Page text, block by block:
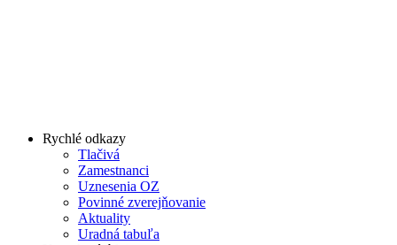
Rychlé odkazy
Tlačivá
Zamestnanci
Uznesenia OZ
Povinné zverejňovanie
Aktuality
Uradná tabuľa